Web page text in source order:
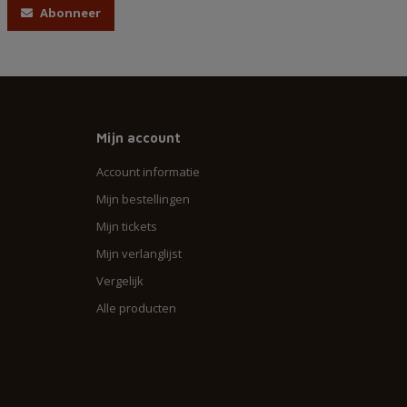
Abonneer
Mijn account
Account informatie
Mijn bestellingen
Mijn tickets
Mijn verlanglijst
Vergelijk
Alle producten